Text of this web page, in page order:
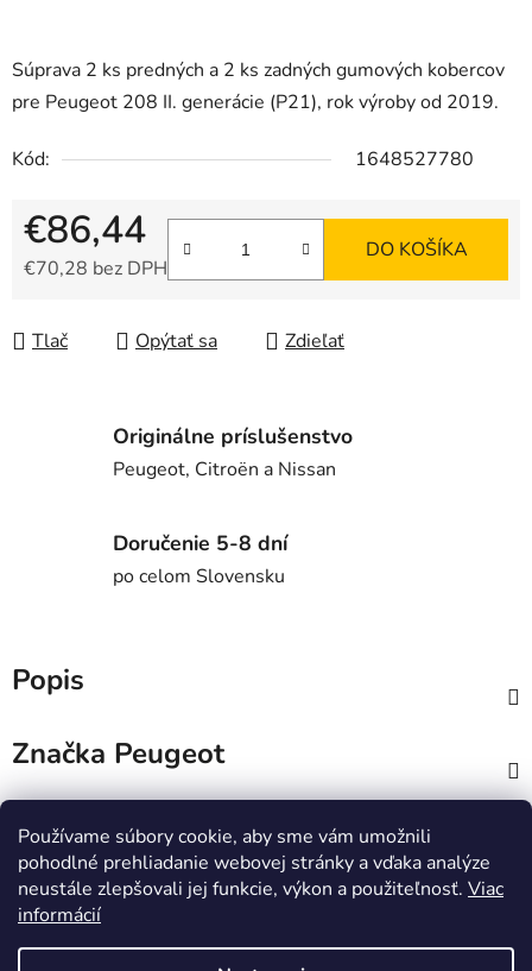
Používame súbory cookie, aby sme vám umožnili
pohodlné prehliadanie webovej stránky a vďaka analýze
neustále zlepšovali jej funkcie, výkon a použiteľnosť. Viac
informácií
Súprava 2 ks predných a 2 ks zadných gumových kobercov
pre Peugeot 208 II. generácie (P21), rok výroby od 2019.
Kód: 1648527780
€86,44
€70,28 bez DPH
DO KOŠÍKA
Tlač Opýtať sa Zdieľať
Originálne príslušenstvo
Peugeot, Citroën a Nissan
Doručenie 5-8 dní
po celom Slovensku
Popis
Značka Peugeot
Diskusia